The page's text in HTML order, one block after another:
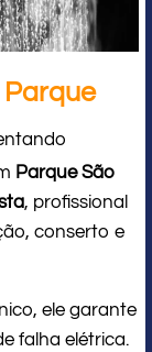
Parque São
, profissional
conserto e
ele garante
falha elétrica.